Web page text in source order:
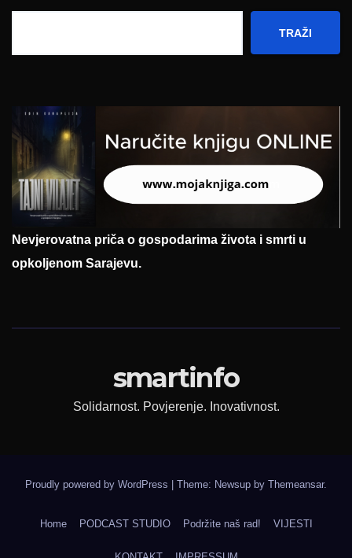
TRAŽI
Nevjerovatna priča o gospodarima života i smrti u
opkoljenom Sarajevu.
smartinfo
Solidarnost. Povjerenje. Inovativnost.
Proudly powered by WordPress Theme: Newsup by Themeansar.
Home PODCAST STUDIO Podržite naš rad! VIJESTI